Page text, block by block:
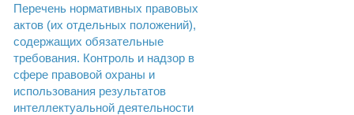
Перечень нормативных правовых
актов (их отдельных положений),
содержащих обязательные
требования. Контроль и надзор в
сфере правовой охраны и
использования результатов
интеллектуальной деятельности